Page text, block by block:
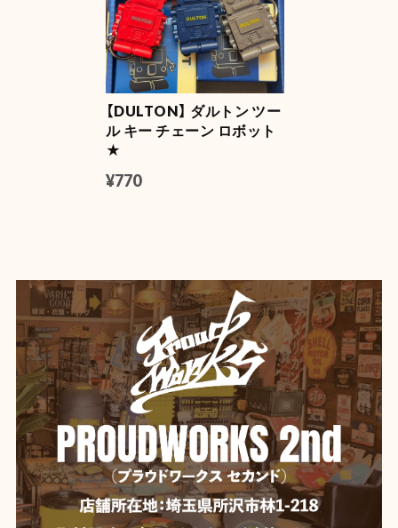
マスタード
2026/06/04
YELLOW
【Mercury】マーキュリー スタッキングマグ ★
イエロー
2026/06/04
いつも迅速な発送、丁寧な梱包。 ありがとうございま
す。
【DULTON】 ダルトン デスクトップ バスケット
YELLOW
2026/06/04
【DULTON】 ダルトン ツー
ル キー チェーン ロボット
★
¥770